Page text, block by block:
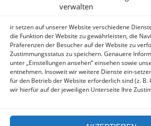
verwalten
ir setzen auf unserer Website verschiedene
die Funktion der Website zu gewährleisten, die
Präferenzen der Besucher auf der Website zu
Zustimmungsstatus zu speichern. Genauere
unter „Einstellungen ansehen“ einsehen sowie
entnehmen. Insoweit wir weitere Dienste ein-
für den Betrieb der Website erforderlich sind (z. B.
wir hierfür auf der jeweiligen Unterseite Ihre
AKZEPTIEREN
Anbieter: Google Ireland
Bei der Nutzung dieses
werden Daten an Google
über¬mittelt, außer¬dem ist
wahr-scheinlich dass Google
(z.B. Cookies) auf Ihrem
https://policies.google.com/